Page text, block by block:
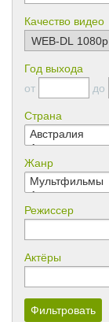
Качество видео
Год выхода
от
до
Страна
Жанр
Режиссер
Актёры
Фильтровать